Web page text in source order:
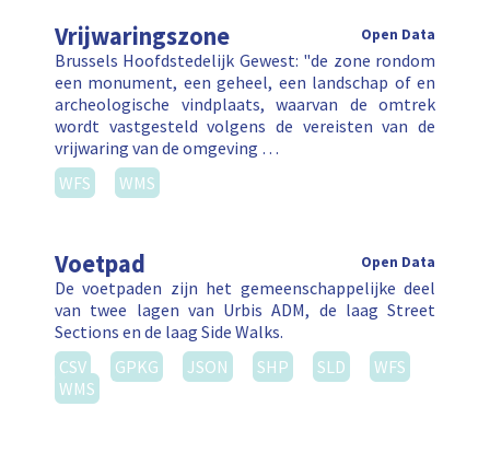
Vrijwaringszone Open Data
Brussels Hoofdstedelijk Gewest: "de zone rondom
een monument, een geheel, een landschap of en
archeologische vindplaats, waarvan de omtrek
wordt vastgesteld volgens de vereisten van de
vrijwaring van de omgeving …
WFS
WMS
Voetpad Open Data
De voetpaden zijn het gemeenschappelijke deel
van twee lagen van Urbis ADM, de laag Street
Sections en de laag Side Walks.
CSV
GPKG JSON SHP SLD
WFS
WMS